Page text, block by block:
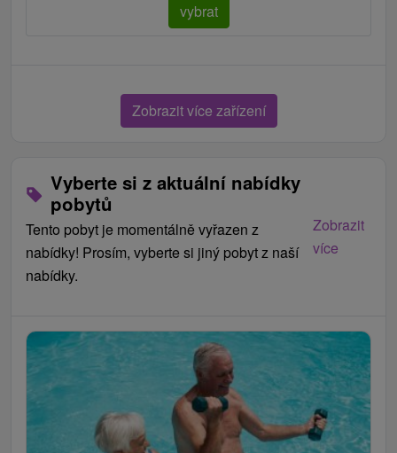
vybrat
Zobrazit více zařízení
Vyberte si z aktuální nabídky
pobytů
Tento pobyt je momentálně vyřazen z
nabídky! Prosím, vyberte si jiný pobyt z naší
nabídky.
Zobrazit
více